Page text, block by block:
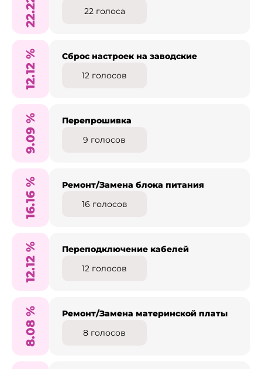
22.22
22 голоса
12.12
%
Сброс настроек на заводские
12 голосов
9.09
%
Перепрошивка
9 голосов
16.16
%
Ремонт/Замена блока питания
16 голосов
12.12
%
Переподключение кабелей
12 голосов
8.08
%
Ремонт/Замена материнской платы
8 голосов